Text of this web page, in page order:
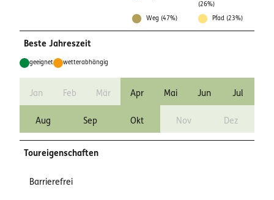
(26%)
Weg (47%) Pfad (23%)
Beste Jahreszeit
geeignet wetterabhängig
Jan Feb Mär Apr Mai Jun Jul
Aug Sep Okt Nov Dez
Toureigenschaften
Barrierefrei